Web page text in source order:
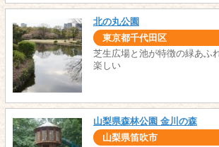
北の丸公園
東京都千代田区
芝生広場と池が特徴の緑あふ
楽しい
山梨県森林公園 金川の森
山梨県笛吹市